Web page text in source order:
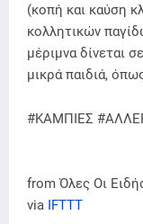
(κοπή και καύση
κολλητικών
μέριμνα δίνεται
μικρά παιδιά,
#ΚΑΜΠΙΕΣ
from Όλες Οι
via IFTTT